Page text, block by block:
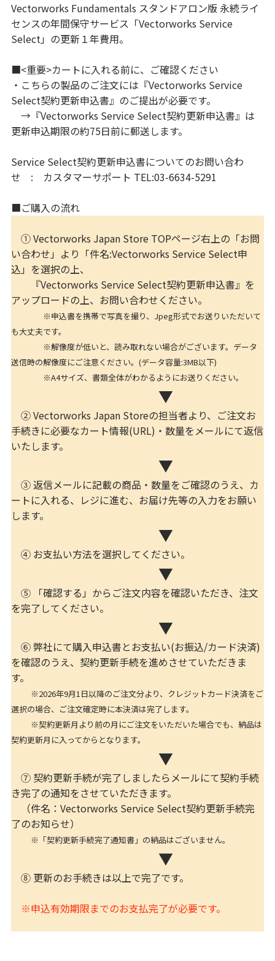
Vectorworks Fundamentals スタンドアロン版 永続ライ
センスの年間保守サービス「Vectorworks Service
Select」の更新１年費用。
■<重要>カートに入れる前に、ご確認ください
・こちらの製品のご注文には『Vectorworks Service
Select契約更新申込書』のご提出が必要です。
→『Vectorworks Service Select契約更新申込書』は
更新申込期限の約75日前に郵送します。
Service Select契約更新申込書についてのお問い合わ
せ : カスタマーサポート TEL:03-6634-5291
■ご購入の流れ
① Vectorworks Japan Store TOPページ右上の「お問
い合わせ」より「件名:Vectorworks Service Select申
込」を選択の上、
『Vectorworks Service Select契約更新申込書』を
アップロードの上、お問い合わせください。
※申込書を携帯で写真を撮り、Jpeg形式でお送りいただいて
も大丈夫です。
※解像度が低いと、読み取れない場合がございます。データ
送信時の解像度にご注意ください。(データ容量:3MB以下)
※A4サイズ、書類全体がわかるようにお送りください。
▼
② Vectorworks Japan Storeの担当者より、ご注文お
手続きに必要なカート情報(URL)・数量をメールにて返信
いたします。
▼
③ 返信メールに記載の商品・数量をご確認のうえ、カ
ートに入れる、レジに進む、お届け先等の入力をお願い
します。
▼
④ お支払い方法を選択してください。
▼
⑤ 「確認する」からご注文内容を確認いただき、注文
を完了してください。
▼
⑥ 弊社にて購入申込書とお支払い(お振込/カード決済)
を確認のうえ、契約更新手続を進めさせていただきま
す。
※2026年9月1日以降のご注文分より、クレジットカード決済をご
選択の場合、ご注文確定時に本決済は完了します。
※契約更新月より前の月にご注文をいただいた場合でも、納品は
契約更新月に入ってからとなります。
▼
⑦ 契約更新手続が完了しましたらメールにて契約手続
き完了の通知をさせていただきます。
（件名：Vectorworks Service Select契約更新手続完
了のお知らせ）
※「契約更新手続完了通知書」の納品はございません。
▼
⑧ 更新のお手続きは以上で完了です。
※申込有効期限までのお支払完了が必要です。